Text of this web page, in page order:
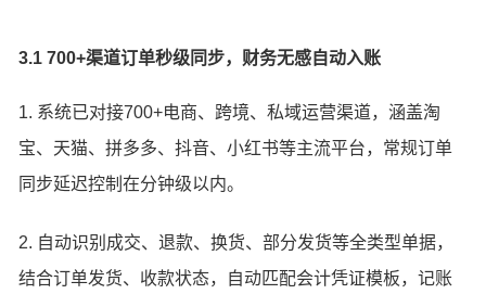
3.1 700+渠道订单秒级同步，财务无感自动入账
1. 系统已对接700+电商、跨境、私域运营渠道，涵盖淘
宝、天猫、拼多多、抖音、小红书等主流平台，常规订单
同步延迟控制在分钟级以内。
2. 自动识别成交、退款、换货、部分发货等全类型单据，
结合订单发货、收款状态，自动匹配会计凭证模板，记账